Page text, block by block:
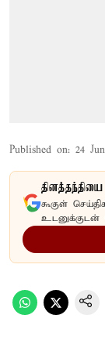
Published on: 24
கூகுள்
உடனுக்குடன்